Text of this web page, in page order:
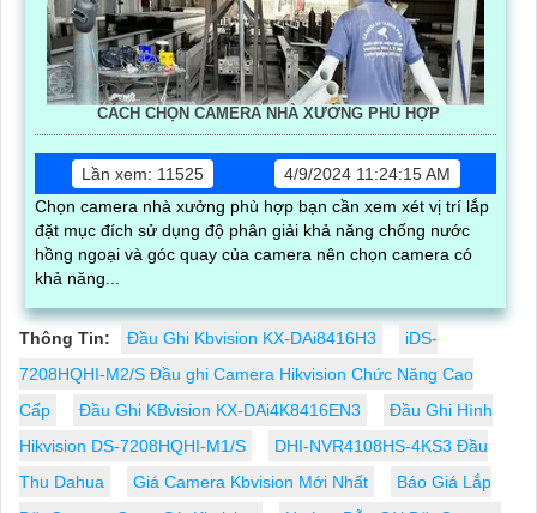
CÁCH CHỌN CAMERA NHÀ XƯỞNG PHÙ HỢP
Lần xem: 11525
4/9/2024 11:24:15 AM
Chọn camera nhà xưởng phù hợp bạn cần xem xét vị trí lắp
đặt mục đích sử dụng độ phân giải khả năng chống nước
hồng ngoại và góc quay của camera nên chọn camera có
khả năng...
Thông Tin: Đầu Ghi Kbvision KX-DAi8416H3
iDS-
7208HQHI-M2/S Đầu ghi Camera Hikvision Chức Năng Cao
Cấp
Đầu Ghi KBvision KX-DAi4K8416EN3
Đầu Ghi Hình
Hikvision DS-7208HQHI-M1/S
DHI-NVR4108HS-4KS3 Đầu
Thu Dahua
Giá Camera Kbvision Mới Nhất
Báo Giá Lắp